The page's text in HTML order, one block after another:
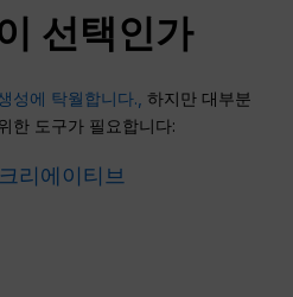
선택인가
성에 탁월합니다., 하지만 대부분
한 도구가 필요합니다:
리에이티브